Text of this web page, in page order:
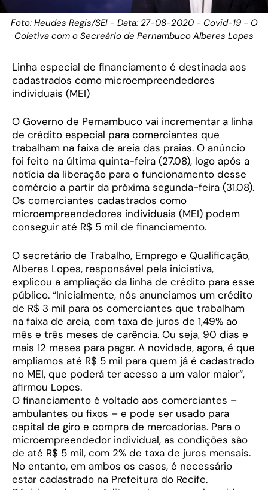
Foto: Heudes Regis/SEI - Data: 27-08-2020 - Covid-19 - O
Coletiva com o Secreário de Pernambuco Alberes Lopes
Linha especial de financiamento é destinada aos
cadastrados como microempreendedores
individuais (MEI)
O Governo de Pernambuco vai incrementar a linha
de crédito especial para comerciantes que
trabalham na faixa de areia das praias. O anúncio
foi feito na última quinta-feira (27.08), logo após a
notícia da liberação para o funcionamento desse
comércio a partir da próxima segunda-feira (31.08).
Os comerciantes cadastrados como
microempreendedores individuais (MEI) podem
conseguir até R$ 5 mil de financiamento.
O secretário de Trabalho, Emprego e Qualificação,
Alberes Lopes, responsável pela iniciativa,
explicou a ampliação da linha de crédito para esse
público. “Inicialmente, nós anunciamos um crédito
de R$ 3 mil para os comerciantes que trabalham
na faixa de areia, com taxa de juros de 1,49% ao
mês e três meses de carência. Ou seja, 90 dias e
mais 12 meses para pagar. A novidade, agora, é que
ampliamos até R$ 5 mil para quem já é cadastrado
no MEI, que poderá ter acesso a um valor maior”,
afirmou Lopes.
O financiamento é voltado aos comerciantes –
ambulantes ou fixos – e pode ser usado para
capital de giro e compra de mercadorias. Para o
microempreendedor individual, as condições são
de até R$ 5 mil, com 2% de taxa de juros mensais.
No entanto, em ambos os casos, é necessário
estar cadastrado na Prefeitura do Recife.